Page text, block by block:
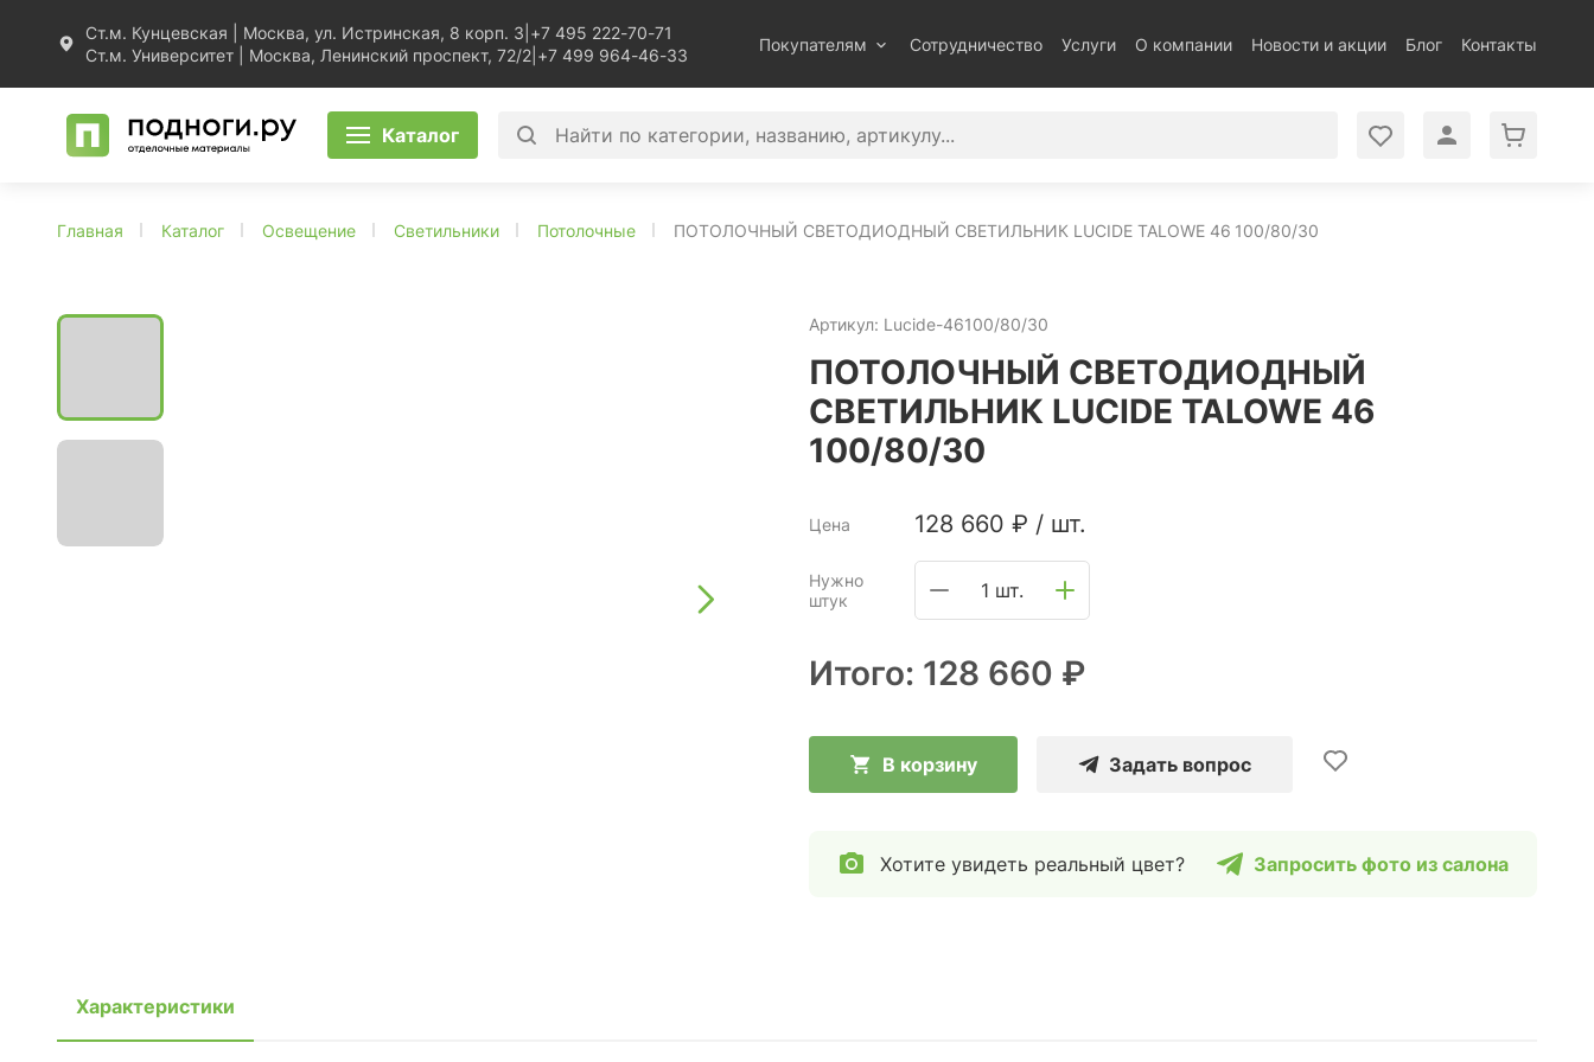
Ст.м. Кунцевская | Москва, ул. Истринская, 8 корп. 3 +7 495 222-70-71
Ст.м. Университет | Москва, Ленинский проспект, 72/2 +7 499 964-46-33
Покупателям Сотрудничество Услуги О компании Новости и акции Блог Контакты
Каталог
Главная Каталог Освещение Светильники Потолочные ПОТОЛОЧНЫЙ СВЕТОДИОДНЫЙ СВЕТИЛЬНИК LUCIDE TALOWE 46 100/80/30
Артикул: Lucide-46100/80/30
ПОТОЛОЧНЫЙ СВЕТОДИОДНЫЙ
СВЕТИЛЬНИК LUCIDE TALOWE 46
100/80/30
Цена 128 660 ₽ / шт.
Нужно
штук
1 шт.
Итого: 128 660 ₽
В корзину Задать вопрос
Хотите увидеть реальный цвет? Запросить фото из салона
Характеристики